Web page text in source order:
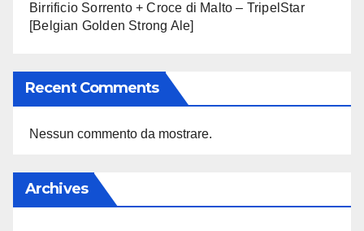
Birrificio Sorrento + Croce di Malto – TripelStar
[Belgian Golden Strong Ale]
Recent Comments
Nessun commento da mostrare.
Archives